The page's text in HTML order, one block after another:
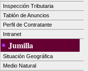
Inspección Tributaria
Tablón de Anuncios
Perfil de Contratante
Intranet
Jumilla
Situación Geográfica
Medio Natural